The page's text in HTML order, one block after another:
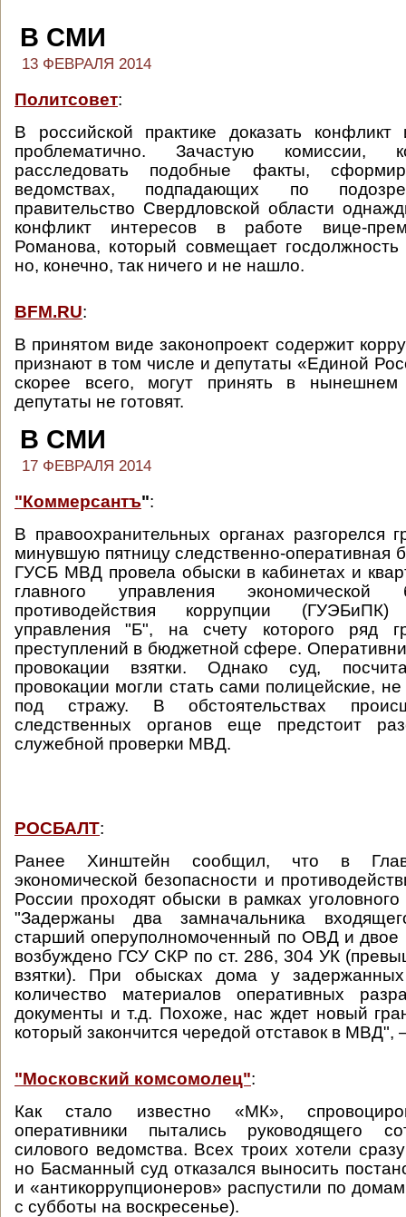
В СМИ
13 ФЕВРАЛЯ 2014
Политсовет:
В российской практике доказать конфликт
проблематично. Зачастую комиссии,
расследовать подобные факты,
ведомствах, подпадающих по
правительство Свердловской области
конфликт интересов в работе вице-
Романова, который совмещает
но, конечно, так ничего и не нашло.
BFM.RU:
В принятом виде законопроект содержит
признают в том числе и депутаты «Единой
скорее всего, могут принять в
депутаты не готовят.
В СМИ
17 ФЕВРАЛЯ 2014
"Коммерсантъ":
В правоохранительных органах разгорелся
минувшую пятницу следственно-оперативная
ГУСБ МВД провела обыски в кабинетах и
главного управления экономической
противодействия коррупции
управления "Б", на счету которого ряд
преступлений в бюджетной сфере.
провокации взятки. Однако суд,
провокации могли стать сами полицейские,
под стражу. В обстоятельствах
следственных органов еще предстоит
служебной проверки МВД.
РОСБАЛТ:
Ранее Хинштейн сообщил, что в
экономической безопасности и
России проходят обыски в рамках
"Задержаны два замначальника
старший оперуполномоченный по ОВД и двое
возбуждено ГСУ СКР по ст. 286, 304 УК
взятки). При обысках дома у
количество материалов оперативных
документы и т.д. Похоже, нас ждет новый
который закончится чередой отставок в МВД",
"Московский комсомолец":
Как стало известно «МК»,
оперативники пытались руководящего
силового ведомства. Всех троих хотели
но Басманный суд отказался выносить
и «антикоррупционеров» распустили по
с субботы на воскресенье).